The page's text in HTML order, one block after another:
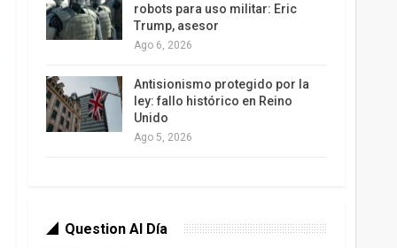
robots para uso militar: Eric
Trump, asesor
Ago 6, 2026
Antisionismo protegido por la
ley: fallo histórico en Reino
Unido
Ago 5, 2026
Question Al Día